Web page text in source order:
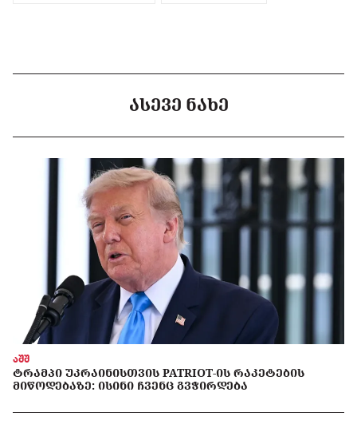
ᲐᲡᲔᲕᲔ ᲜᲐᲮᲔ
აშშ
ᲢᲠᲐᲛᲞᲘ ᲣᲙᲠᲐᲘᲜᲘᲡᲗᲕᲘᲡ PATRIOT-ᲘᲡ ᲠᲐᲙᲔᲢᲔᲑᲘᲡ
ᲛᲘᲬᲝᲓᲔᲑᲐᲖᲔ: ᲘᲡᲘᲜᲘ ᲩᲕᲔᲜᲪ ᲒᲕᲭᲘᲠᲓᲔᲑᲐ